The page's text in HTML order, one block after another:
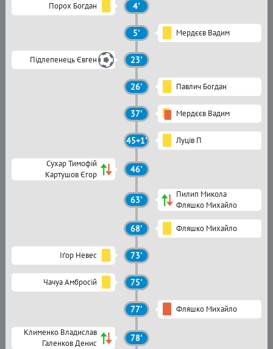
Порох Богдан 4'
5' Мердєєв Вадим
Підлепенець Євген 23'
26' Павлич Богдан
37' Мердєєв Вадим
45+1' Луців П
Сухар Тимофій
Картушов Єгор
46'
63'
Пилип Микола
Фляшко Михайло
68' Фляшко Михайло
Іґор Невес 73'
Чачуа Амбросій 75'
77' Фляшко Михайло
Клименко Владислав
Галенков Денис
78'